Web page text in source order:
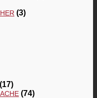
(3)
(17)
(74)